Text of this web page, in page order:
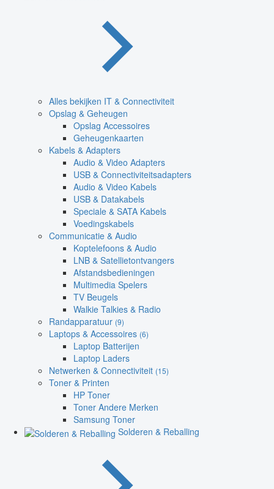
Alles bekijken IT & Connectiviteit
Opslag & Geheugen
Opslag Accessoires
Geheugenkaarten
Kabels & Adapters
Audio & Video Adapters
USB & Connectiviteitsadapters
Audio & Video Kabels
USB & Datakabels
Speciale & SATA Kabels
Voedingskabels
Communicatie & Audio
Koptelefoons & Audio
LNB & Satellietontvangers
Afstandsbedieningen
Multimedia Spelers
TV Beugels
Walkie Talkies & Radio
Randapparatuur (9)
Laptops & Accessoires (6)
Laptop Batterijen
Laptop Laders
Netwerken & Connectiviteit (15)
Toner & Printen
HP Toner
Toner Andere Merken
Samsung Toner
Solderen & Reballing